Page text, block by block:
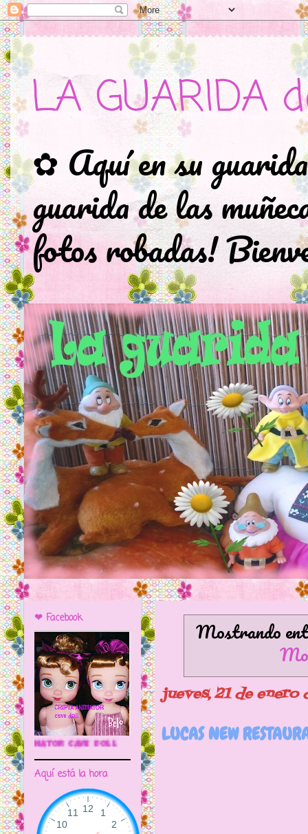
LA GUARIDA
✿ Aquí en su
guarida de las
fotos robadas!
Mostrando
jueves, 21 de enero
LUCAS NEW
❤ Facebook
🌼CRIPTA ANIMATOR CAVE DOLL
Aquí está la hora